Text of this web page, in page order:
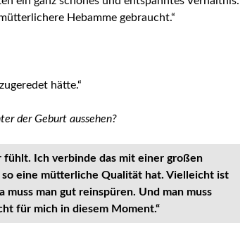
Hebamme gebraucht.“
hätte.“
der Geburt aussehen?
fühlt. Ich verbinde das mit einer großen
eine mütterliche Qualität hat. Vielleicht ist
man gut reinspüren. Und man muss
für mich in diesem Moment.“